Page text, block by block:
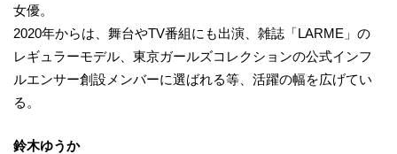
女優。
2020年からは、舞台やTV番組にも出演、雑誌「LARME」の
レギュラーモデル、東京ガールズコレクションの公式インフ
ルエンサー創設メンバーに選ばれる等、活躍の幅を広げてい
る。
鈴木ゆうか